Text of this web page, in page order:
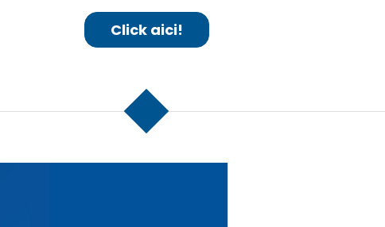
Click aici!